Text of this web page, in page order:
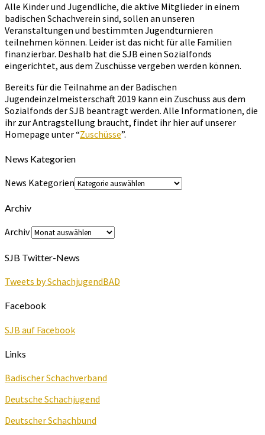
Alle Kinder und Jugendliche, die aktive Mitglieder in einem
badischen Schachverein sind, sollen an unseren
Veranstaltungen und bestimmten Jugendturnieren
teilnehmen können. Leider ist das nicht für alle Familien
finanzierbar. Deshalb hat die SJB einen Sozialfonds
eingerichtet, aus dem Zuschüsse vergeben werden können.
Bereits für die Teilnahme an der Badischen
Jugendeinzelmeisterschaft 2019 kann ein Zuschuss aus dem
Sozialfonds der SJB beantragt werden. Alle Informationen, die
ihr zur Antragstellung braucht, findet ihr hier auf unserer
Homepage unter “Zuschüsse”.
News Kategorien
News Kategorien
Archiv
Archiv
SJB Twitter-News
Tweets by SchachjugendBAD
Facebook
SJB auf Facebook
Links
Badischer Schachverband
Deutsche Schachjugend
Deutscher Schachbund